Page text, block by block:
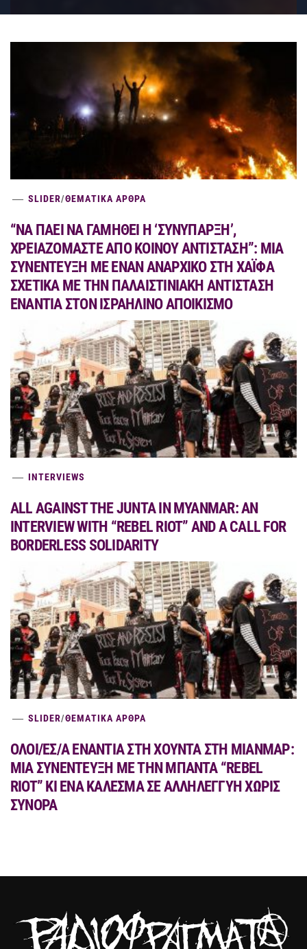
SLIDER/ΘΕΜΑΤΙΚΑ ΑΡΘΡΑ
“ΝΑ ΠΑΕΙ ΝΑ ΓΑΜΗΘΕΙ Η ‘ΣΥΝΥΠΑΡΞΗ’,
ΧΡΕΙΑΖΟΜΑΣΤΕ ΑΠΟ ΚΟΙΝΟΥ ΑΝΤΙΣΤΑΣΗ”: ΜΙΑ
ΣΥΝΕΝΤΕΥΞΗ ΜΕ ΕΝΑΝ ΑΝΑΡΧΙΚΟ ΣΤΗ ΧΑΪΦΑ
ΣΧΕΤΙΚΑ ΜΕ ΤΗΝ ΠΑΛΑΙΣΤΙΝΙΑΚΗ ΑΝΤΙΣΤΑΣΗ
ΕΝΑΝΤΙΑ ΣΤΟΝ ΙΣΡΑΗΛΙΝΟ ΑΠΟΙΚΙΣΜΟ
INTERVIEWS
ALL AGAINST THE JUNTA IN MYANMAR: AN
INTERVIEW WITH “REBEL RIOT” AND A CALL FOR
BORDERLESS SOLIDARITY
SLIDER/ΘΕΜΑΤΙΚΑ ΑΡΘΡΑ
ΟΛΟΙ/ΕΣ/Α ΕΝΑΝΤΙΑ ΣΤΗ ΧΟΥΝΤΑ ΣΤΗ ΜΙΑΝΜΑΡ:
MIA ΣΥΝΕΝΤΕΥΞΗ ΜΕ ΤΗΝ ΜΠΑΝΤΑ “REBEL
RIOT” ΚΙ ΕΝΑ ΚΑΛΕΣΜΑ ΣΕ ΑΛΛΗΛΕΓΓΥΗ ΧΩΡΙΣ
ΣΥΝΟΡΑ